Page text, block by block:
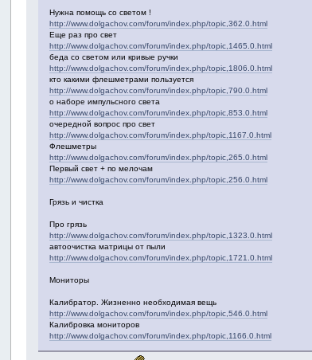
Нужна помощь со светом !
http://www.dolgachov.com/forum/index.php/topic,362.0.html
Еще раз про свет
http://www.dolgachov.com/forum/index.php/topic,1465.0.html
беда со светом или кривые ручки
http://www.dolgachov.com/forum/index.php/topic,1806.0.html
кто какими флешметрами пользуется
http://www.dolgachov.com/forum/index.php/topic,790.0.html
о наборе импульсного света
http://www.dolgachov.com/forum/index.php/topic,853.0.html
очередной вопрос про свет
http://www.dolgachov.com/forum/index.php/topic,1167.0.html
Флешметры
http://www.dolgachov.com/forum/index.php/topic,265.0.html
Первый свет + по мелочам
http://www.dolgachov.com/forum/index.php/topic,256.0.html
Грязь и чистка
Про грязь
http://www.dolgachov.com/forum/index.php/topic,1323.0.html
автоочистка матрицы от пыли
http://www.dolgachov.com/forum/index.php/topic,1721.0.html
Мониторы
Калибратор. Жизненно необходимая вещь
http://www.dolgachov.com/forum/index.php/topic,546.0.html
Калибровка мониторов
http://www.dolgachov.com/forum/index.php/topic,1166.0.html